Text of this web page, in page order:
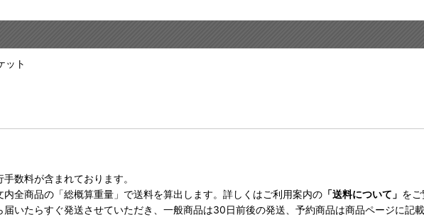
ト
数料が含まれております。
全商品の「総概算重量」で送料を算出します。詳しくはご利用案内の 「送料について」 をご
いたらすぐ発送させていただき、一般商品は30日前後の発送、予約商品は商品ページに記